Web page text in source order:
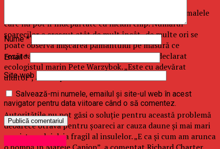
Cercetătorii au fost nevoiţi să împartă insula cu animalele
care nu pot fi îndepărtate cu niciun chip. Numărul
şoarecilor a crescut atât de mult încât „de multe ori se
poate observa mişcarea pământului pe măsură ce
rozătoarele îşi sapă tunelurile dedesubt”, a declarat
ecologistul marin Pete Warzybok. „Este cu adevărat
uluitor”, a mai spus el.
Autorităţile nu pot găsi o soluţie pentru această problemă
deoarece otrava pentru şoareci ar cauza daune şi mai mari
ecosistemului deja fragil al insulelor. „E ca şi cum am arunca
Nume*
Email*
Site web
Salvează-mi numele, emailul și site-ul web în acest
navigator pentru data viitoare când o să comentez.